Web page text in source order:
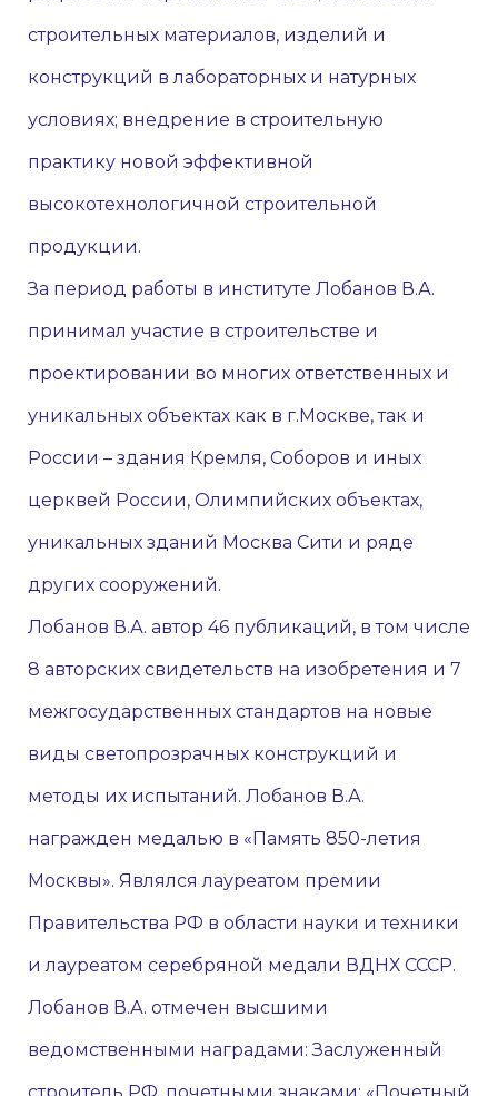
строительных материалов, изделий и
конструкций в лабораторных и натурных
условиях; внедрение в строительную
практику новой эффективной
высокотехнологичной строительной
продукции.
За период работы в институте Лобанов В.А.
принимал участие в строительстве и
проектировании во многих ответственных и
уникальных объектах как в г.Москве, так и
России – здания Кремля, Соборов и иных
церквей России, Олимпийских объектах,
уникальных зданий Москва Сити и ряде
других сооружений.
Лобанов В.А. автор 46 публикаций, в том числе
8 авторских свидетельств на изобретения и 7
межгосударственных стандартов на новые
виды светопрозрачных конструкций и
методы их испытаний. Лобанов В.А.
награжден медалью в «Память 850-летия
Москвы». Являлся лауреатом премии
Правительства РФ в области науки и техники
и лауреатом серебряной медали ВДНХ СССР.
Лобанов В.А. отмечен высшими
ведомственными наградами: Заслуженный
строитель РФ, почетными знаками: «Почетный